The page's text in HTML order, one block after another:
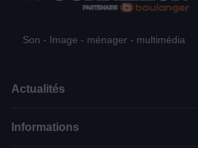
Son - Image - ménager - multimédia
Actualités
Informations